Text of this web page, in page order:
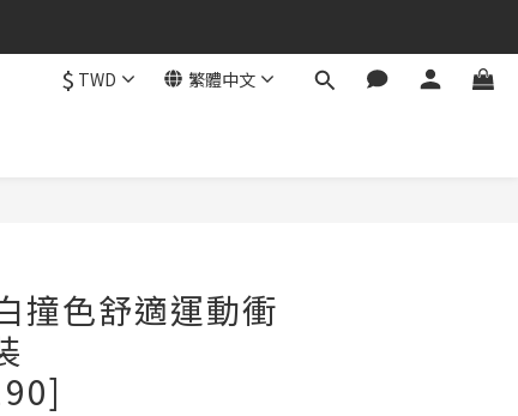
$ TWD 繁體中文
撞色舒適運動衝